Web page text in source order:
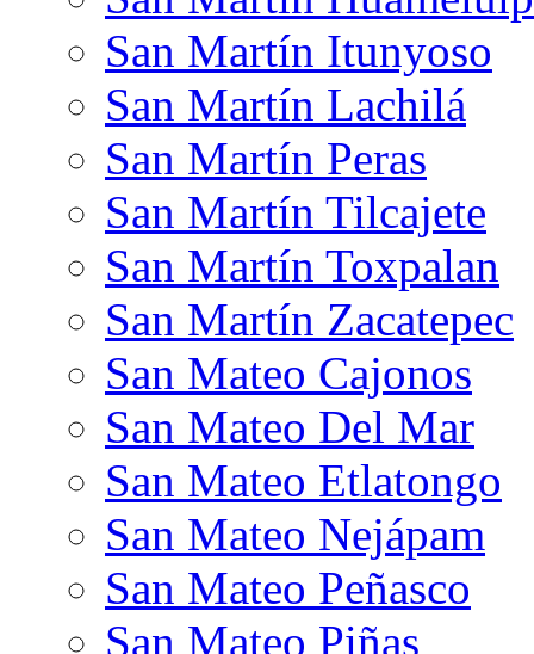
San Martín Itunyoso
San Martín Lachilá
San Martín Peras
San Martín Tilcajete
San Martín Toxpalan
San Martín Zacatepec
San Mateo Cajonos
San Mateo Del Mar
San Mateo Etlatongo
San Mateo Nejápam
San Mateo Peñasco
San Mateo Piñas